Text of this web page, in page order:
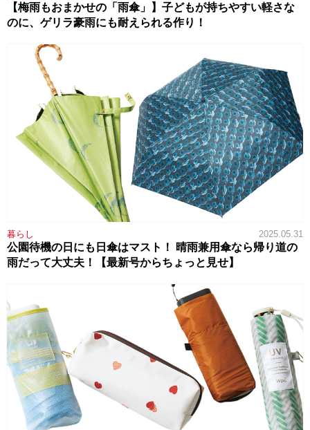
【梅雨もおまかせの「雨傘」】子どもが持ちやすい軽さな
のに、ゲリラ豪雨にも耐えられる作り！
暮らし 2025.05.31
公園待機の日にも日傘はマスト！ 晴雨兼用傘なら帰り道の
雨だって大丈夫！【最新号からちょっと見せ】